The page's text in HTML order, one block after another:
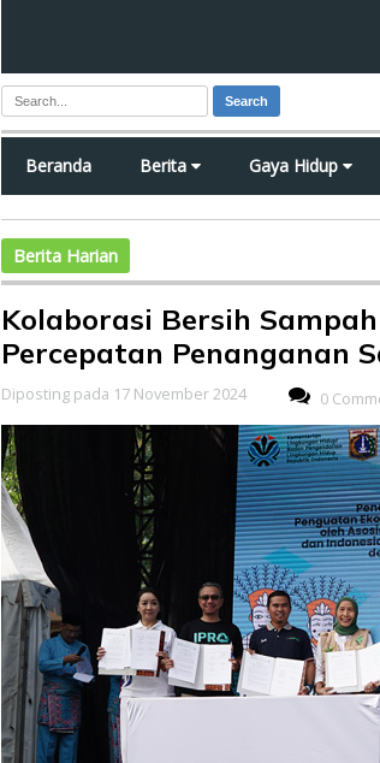
Search
Beranda Berita Gaya Hidup
Berita Harian
Kolaborasi Bersih
Percepatan Penanganan
Diposting pada 17 November 2024 0